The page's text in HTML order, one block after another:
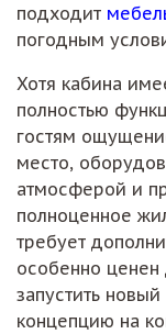
подходит
погодным
Хотя кабина
полностью
гостям
место,
атмосферой и
полноценное
требует
особенно ценен
запустить
концепцию на